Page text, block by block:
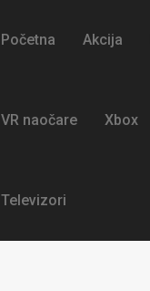
Početna Akcija
VR naočare Xbox
Televizori